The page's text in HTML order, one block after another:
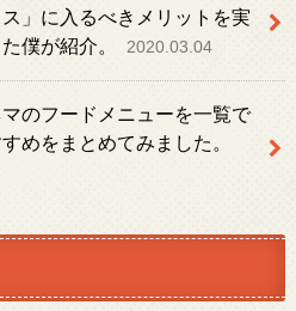
」に入るべきメリットを実
僕が紹介。
2020.03.04
のフードメニューを一覧で
めをまとめてみました。